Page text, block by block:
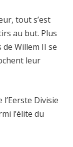
tout s’est
au but. Plus
Willem II se
leur
Divisie
l’élite du